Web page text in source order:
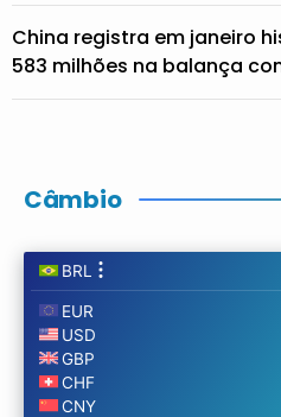
China registra em janeiro
583 milhões na balança
Câmbio